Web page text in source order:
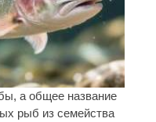
а общее название
рыб из семейства